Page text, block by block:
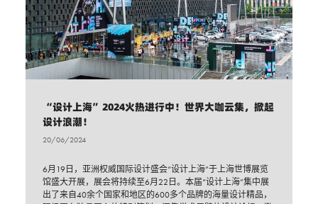
“设计上海”2024火热进行中！世界大咖云集，掀起
设计浪潮！
20/06/2024
6月19日，亚洲权威国际设计盛会“设计上海”于上海世博展览
馆盛大开展，展会将持续至6月22日。本届“设计上海”集中展
出了来自40余个国家和地区的600多个品牌的海量设计精品，